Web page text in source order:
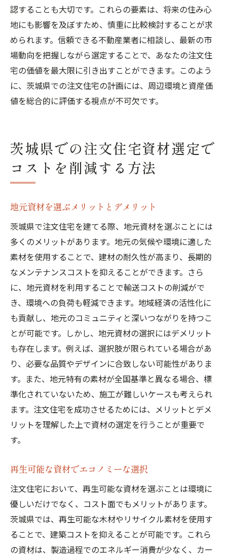
認することも大切です。これらの要素は、将来の住み心
地にも影響を及ぼすため、慎重に比較検討することが求
められます。信頼できる不動産業者に相談し、最新の市
場動向を把握しながら選定することで、あなたの注文住
宅の価値を最大限に引き出すことができます。このよう
に、茨城県での注文住宅の計画には、周辺環境と資産価
値を総合的に評価する視点が不可欠です。
茨城県での注文住宅資材選定で
コストを削減する方法
地元資材を選ぶメリットとデメリット
茨城県で注文住宅を建てる際、地元資材を選ぶことには
多くのメリットがあります。地元の気候や環境に適した
素材を使用することで、建材の耐久性が高まり、長期的
なメンテナンスコストを抑えることができます。さら
に、地元資材を利用することで輸送コストの削減がで
き、環境への負荷も軽減できます。地域経済の活性化に
も貢献し、地元のコミュニティと深いつながりを持つこ
とが可能です。しかし、地元資材の選択にはデメリット
も存在します。例えば、選択肢が限られている場合があ
り、必要な品質やデザインに合致しない可能性がありま
す。また、地元特有の素材が全国基準と異なる場合、標
準化されていないため、施工が難しいケースも考えられ
ます。注文住宅を成功させるためには、メリットとデメ
リットを理解した上で資材の選定を行うことが重要で
す。
再生可能な資材でエコノミーな選択
注文住宅において、再生可能な資材を選ぶことは環境に
優しいだけでなく、コスト面でもメリットがあります。
茨城県では、再生可能な木材やリサイクル素材を使用す
ることで、建築コストを抑えることが可能です。これら
の資材は、製造過程でのエネルギー消費が少なく、カー